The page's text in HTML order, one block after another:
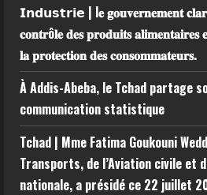
𝗜𝗻𝗱𝘂𝘀𝘁𝗿𝗶𝗲 | l𝐞 𝐠𝐨𝐮𝐯𝐞𝐫𝐧𝐞𝐦𝐞𝐧𝐭
𝐜𝐨𝐧𝐭𝐫ô𝐥𝐞 𝐝𝐞𝐬 𝐩𝐫𝐨𝐝𝐮𝐢𝐭𝐬 𝐚𝐥𝐢𝐦𝐞𝐧𝐭𝐚𝐢𝐫𝐞𝐬
𝐥𝐚 𝐩𝐫𝐨𝐭𝐞𝐜𝐭𝐢𝐨𝐧 𝐝𝐞𝐬 𝐜𝐨𝐧𝐬𝐨𝐦𝐦𝐚𝐭𝐞𝐮𝐫𝐬.
À Addis-Abeba, le Tchad partage
communication statistique
Tchad | Mme Fatima Goukouni
Transports, de l’Aviation civile et
nationale, a présidé ce 22 juillet